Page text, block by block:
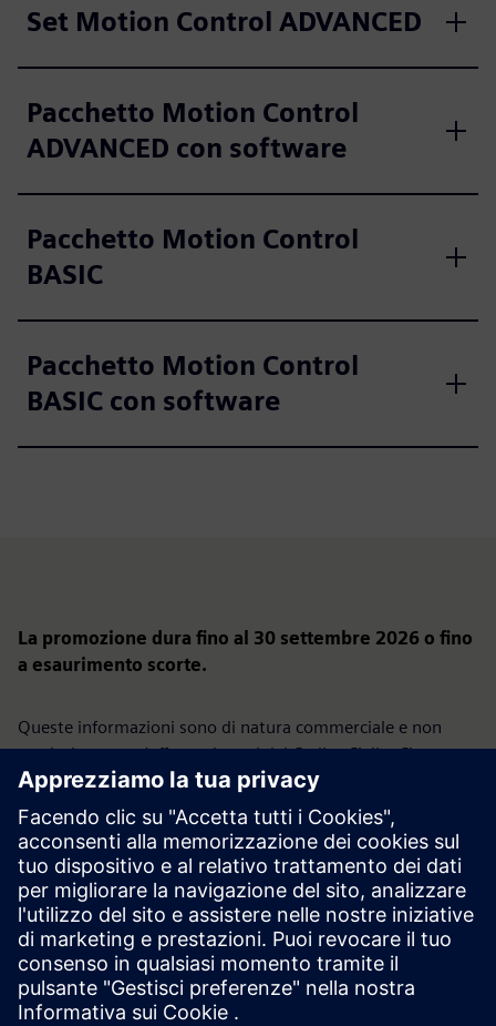
Set Motion Control ADVANCED
Pacchetto Motion Control
ADVANCED con software
Pacchetto Motion Control
BASIC
Pacchetto Motion Control
BASIC con software
La promozione dura fino al 30 settembre 2026 o fino
a esaurimento scorte.
Queste informazioni sono di natura commerciale e non
costituiscono un'offerta ai sensi del Codice Civile. Ci
riserviamo il diritto di presentare un'offerta nell'ambito di
questa promozione solo ad aziende selezionate.
La promozione non è rivolta ai consumatori.
Siemens Sp. z o.o., ul. Żupnicza 11, 03-821 Varsavia | Tel.
+48 22 870 9000 | Tribunale distrettuale della capitale di
Varsavia, 14a divisione commerciale del registro giudiziario
nazionale, KRS 0000031854, capitale sociale:
96.831.415,00 PLN, codice fiscale (NIP): 526-03-02-870